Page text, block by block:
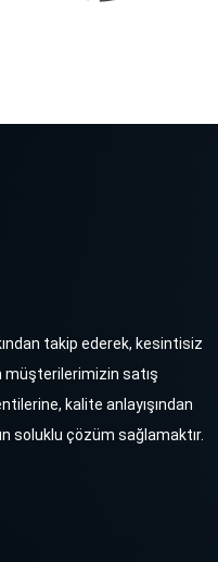
takip ederek, kesintisiz
müşterilerimizin satış
kalite anlayışından
soluklu çözüm sağlamaktır.